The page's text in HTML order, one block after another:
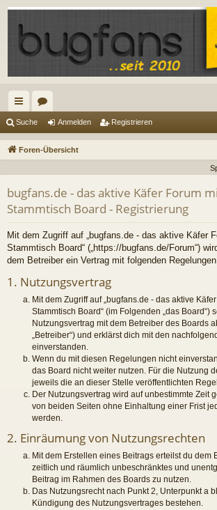
ch
ne
riff
en
Suche Anmelden Registrieren
Foren-Übersicht
bugfans.de - das aktive Käfer Forum
Stammtisch Board - Registrierung
Mit dem Zugriff auf „bugfans.de - das aktive Käfer
Stammtisch Board“ („https://bugfans.de/Forum“)
dem Betreiber ein Vertrag mit folgenden
1. Nutzungsvertrag
Mit dem Zugriff auf „bugfans.de - das aktive
Stammtisch Board“ (im Folgenden „das Board“)
Nutzungsvertrag mit dem Betreiber des Boards
„Betreiber“) und erklärst dich mit den
einverstanden.
Wenn du mit diesen Regelungen nicht
das Board nicht weiter nutzen. Für die Nutzung
jeweils die an dieser Stelle veröffentlichten
Der Nutzungsvertrag wird auf unbestimmte Zeit
von beiden Seiten ohne Einhaltung einer Frist
werden.
2. Einräumung von Nutzungsrechten
Mit dem Erstellen eines Beitrags erteilst du dem
zeitlich und räumlich unbeschränktes und
Beitrag im Rahmen des Boards zu nutzen.
Das Nutzungsrecht nach Punkt 2, Unterpunkt a
Kündigung des Nutzungsvertrages bestehen.